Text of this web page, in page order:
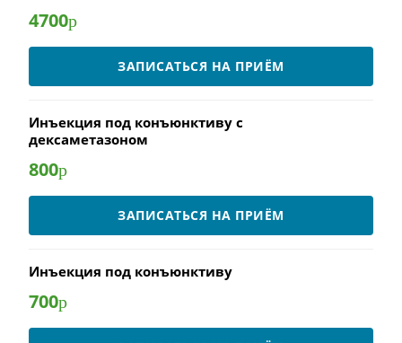
4700р
ЗАПИСАТЬСЯ НА ПРИЁМ
Инъекция под конъюнктиву с
дексаметазоном
800р
ЗАПИСАТЬСЯ НА ПРИЁМ
Инъекция под конъюнктиву
700р